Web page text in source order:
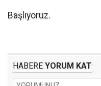
Başlıyoruz.
HABERE YORUM KAT